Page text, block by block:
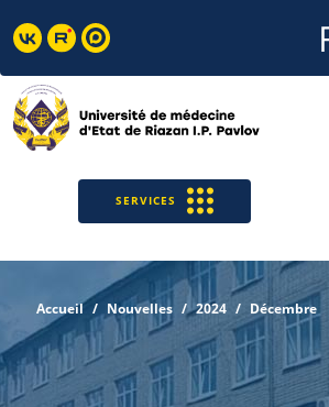
SERVICES
Accueil Nouvelles 2024 Décembre